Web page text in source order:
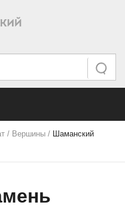
Искать
/ Вершины / Шаманский